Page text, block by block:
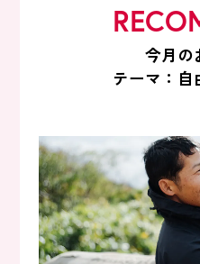
今月の
テーマ：自